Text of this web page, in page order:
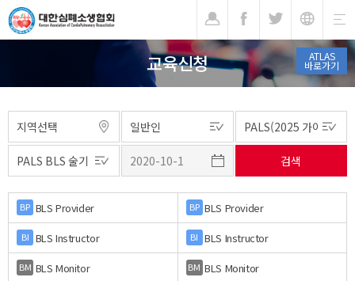
ATLAS
바로가기
교육신청
BP BLS Provider BP BLS Provider
BI BLS Instructor BI BLS Instructor
BM BLS Monitor BM BLS Monitor